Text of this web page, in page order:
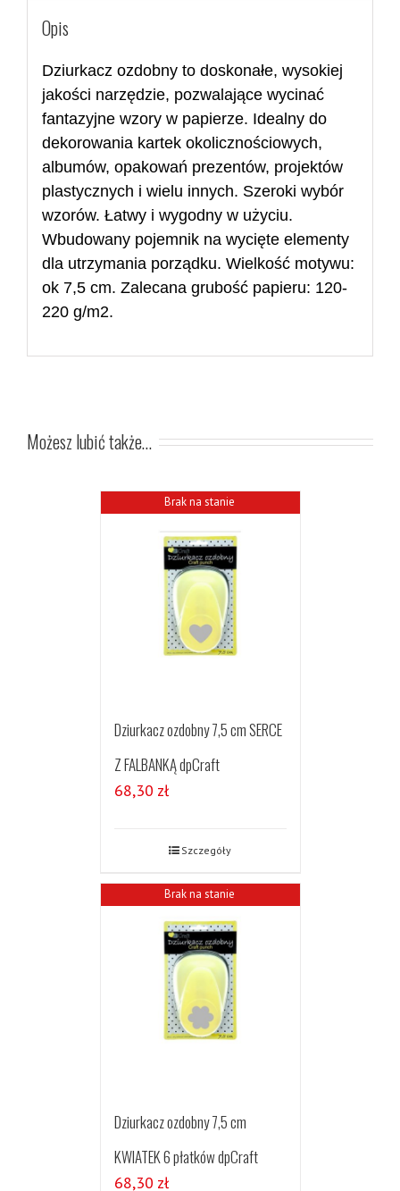
Opis
Dziurkacz ozdobny to doskonałe, wysokiej
jakości narzędzie, pozwalające wycinać
fantazyjne wzory w papierze. Idealny do
dekorowania kartek okolicznościowych,
albumów, opakowań prezentów, projektów
plastycznych i wielu innych. Szeroki wybór
wzorów. Łatwy i wygodny w użyciu.
Wbudowany pojemnik na wycięte elementy
dla utrzymania porządku. Wielkość motywu:
ok 7,5 cm. Zalecana grubość papieru: 120-
220 g/m2.
Możesz lubić także…
Brak na stanie
Dziurkacz ozdobny 7,5 cm SERCE
Z FALBANKĄ dpCraft
68,30 zł
Szczegóły
Brak na stanie
Dziurkacz ozdobny 7,5 cm
KWIATEK 6 płatków dpCraft
68,30 zł